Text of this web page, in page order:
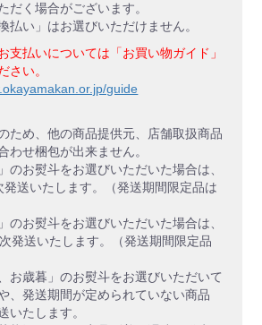
だく場合がございます。
払い」はお選びいただけません。
支払いについては「お買い物ガイド」
さい。
guide
ため、他の商品提供元、店舗取扱商品
わせ梱包が出来ません。
のお熨斗をお選びいただいた場合は、
発送いたします。（発送期間限定品は
のお熨斗をお選びいただいた場合は、
発送いたします。（発送期間限定品
お歳暮」のお熨斗をお選びいただいて
、発送期間が定められていない商品
いたします。